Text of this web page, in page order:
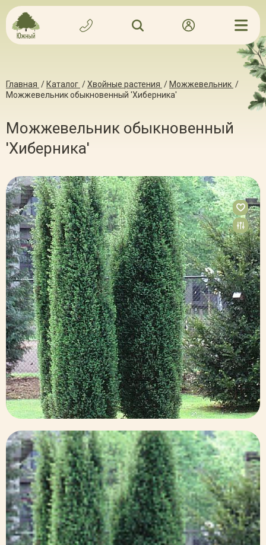
Главная / Каталог /Хвойные растения / Можжевельник /
Можжевельник обыкновенный 'Хиберника'
Можжевельник обыкновенный
'Хиберника'